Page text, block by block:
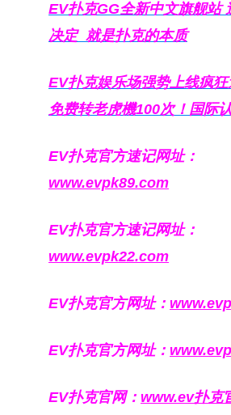
EV扑克GG全新中文旗舰站
决定 就是扑克的本质
EV扑克娱乐场强势上线疯
免费转老虎機100次！国际
EV扑克官方速记网址：
www.evpk89.com
EV扑克官方速记网址：
www.evpk22.com
EV扑克官方网址：
EV扑克官方网址：
EV扑克官网： www.ev扑克